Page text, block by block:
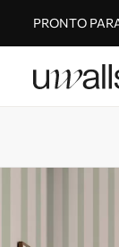
PRONTO